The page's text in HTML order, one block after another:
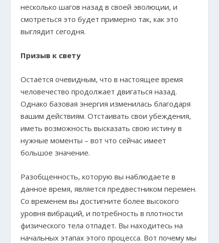
несколько шагов назад в своей эволюции, и
смотреться это будет примерно так, как это
выглядит сегодня.
Призыв к свету
Остаётся очевидным, что в настоящее время
человечество продолжает двигаться назад.
Однако базовая энергия изменилась благодаря
вашим действиям. Отстаивать свои убеждения,
иметь возможность высказать свою истину в
нужные моменты – вот что сейчас имеет
большое значение.
Разобщенность, которую вы наблюдаете в
данное время, является предвестником перемен.
Со временем вы достигните более высокого
уровня вибраций, и потребность в плотности
физического тела отпадет. Вы находитесь на
начальных этапах этого процесса. Вот почему мы